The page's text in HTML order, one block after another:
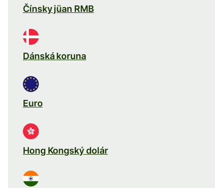
Čínsky jüan RMB
Dánská koruna
Euro
Hong Kongský dolár